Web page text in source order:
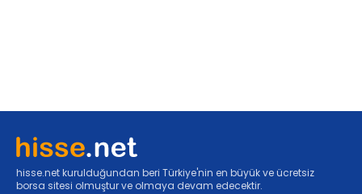
hisse.net kurulduğundan beri Türkiye'nin en büyük ve ücretsiz
borsa sitesi olmuştur ve olmaya devam edecektir.